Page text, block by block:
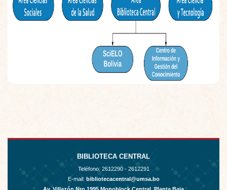
BIBLIOTECA CENTRAL
Teléfono: 2612290 - 2612291
E-mail: bibliotecacentral@umsa.bo
Av. Villazón Nro.1995 Monoblock Central, Planta Baja